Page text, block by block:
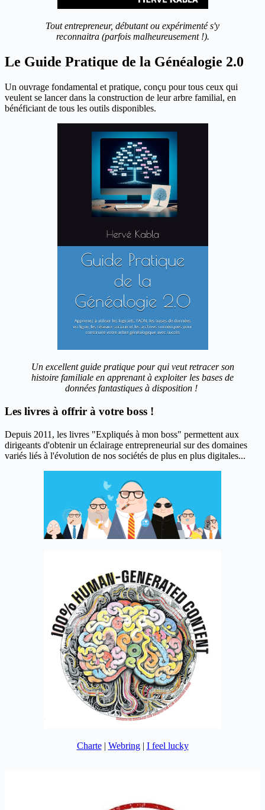
Tout entrepreneur, débutant ou expérimenté s'y
reconnaitra (parfois malheureusement !).
Le Guide Pratique de la Généalogie 2.0
Un ouvrage fondamental et pratique, conçu pour tous ceux qui
veulent se lancer dans la construction de leur arbre familial, en
bénéficiant de tous les outils disponibles.
Un excellent guide pratique pour qui veut retracer son
histoire familiale en apprenant à exploiter les bases de
données fantastiques à disposition !
Les livres à offrir à votre boss !
Depuis 2011, les livres "Expliqués à mon boss" permettent aux
dirigeants d'obtenir un éclairage entrepreneurial sur des domaines
variés liés à l'évolution de nos sociétés de plus en plus digitales...
Charte| Webring| I feel lucky